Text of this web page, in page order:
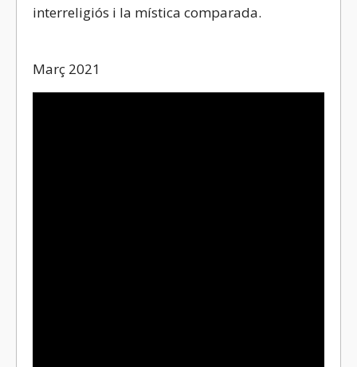
interreligiós i la mística comparada.
Març 2021